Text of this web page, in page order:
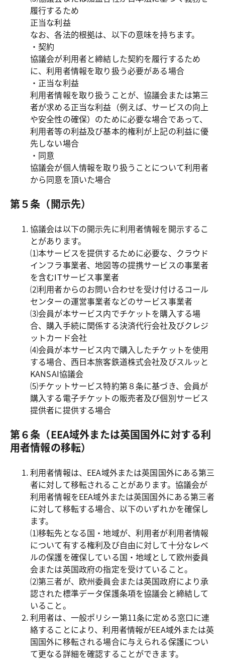
履行するため
正当な利益
なお、各法的根拠は、以下の意味を持ちます。
・契約
協議会が利用者と締結した契約を履行するため
に、利用者情報を取り扱う必要がある場合
・正当な利益
利用者情報を取り扱うことが、協議会または第三
者が求める正当な利益（例えば、サービスの向上
や安全性の確保）のために必要な場合であって、
利用者等の利益及び基本的権利が上記の利益に優
先しない場合
・同意
協議会が個人情報を取り扱うことについて利用者
から同意を頂いた場合
第５条（開示先）
協議会は以下の開示先に利用者情報を開示するこ
とがあります。
⑴本サービスを提供するために必要な、クラウド
インフラ事業者、地図等の提携サービスの事業者
を含むITサービス事業者
⑵利用者からのお問い合わせを受け付けるコール
センターの運営事業者などのサービス事業者
⑶会員が本サービス内でチケットを購入する場
合、購入手続に関係する決済代行会社及びクレジ
ットカード会社
⑷会員が本サービス内で購入したチケットを使用
する場合、西日本旅客鉄道株式会社及びスルッと
KANSAI協議会
⑸チケットサービス特約第８条に基づき、会員が
購入する電子チケットの販売者及び個別サービス
提供者に提供する場合
第６条（EEA域外または英国国外に対する利
用者情報の移転）
利用者情報は、EEA域外または英国国外にある第三
者に対して移転されることがあります。協議会が
利用者情報をEEA域外または英国国外にある第三者
に対して移転する場合、以下のいずれかを確保し
ます。
⑴移転先となる国・地域が、利用者が利用者情報
について有する権利及び自由に対して十分なレベ
ルの保護を確保している国・地域として欧州委員
会または英国政府の指定を受けていること。
⑵第三者が、欧州委員会または英国政府により承
認された標準データ保護条項を協議会と締結して
いること。
利用者は、一般ポリシー第11条に定める窓口に連
絡することにより、利用者情報がEEA域外または英
国国外に移転される場合に与えられる保護につい
て更なる詳細を確認することができます。